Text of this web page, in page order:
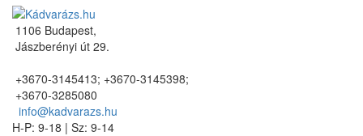
1106 Budapest,
Jászberényi út 29.
+3670-3145413; +3670-3145398;
+3670-3285080
info@kadvarazs.hu
H-P: 9-18 | Sz: 9-14